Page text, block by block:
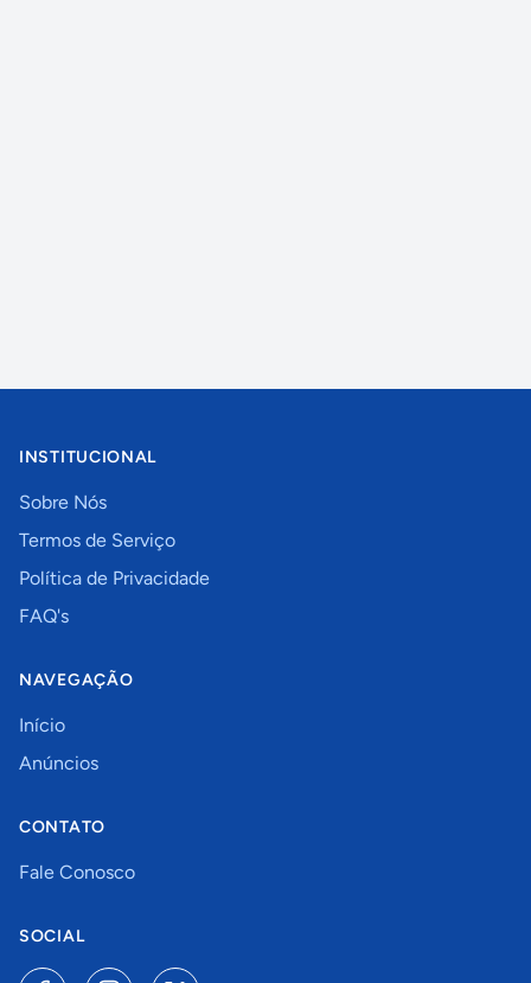
INSTITUCIONAL
Sobre Nós
Termos de Serviço
Política de Privacidade
FAQ's
NAVEGAÇÃO
Início
Anúncios
CONTATO
Fale Conosco
SOCIAL